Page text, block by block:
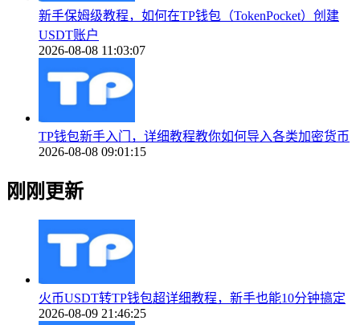
新手保姆级教程，如何在TP钱包（TokenPocket）创建
USDT账户
2026-08-08 11:03:07
TP钱包新手入门，详细教程教你如何导入各类加密货币
2026-08-08 09:01:15
刚刚更新
火币USDT转TP钱包超详细教程，新手也能10分钟搞定
2026-08-09 21:46:25